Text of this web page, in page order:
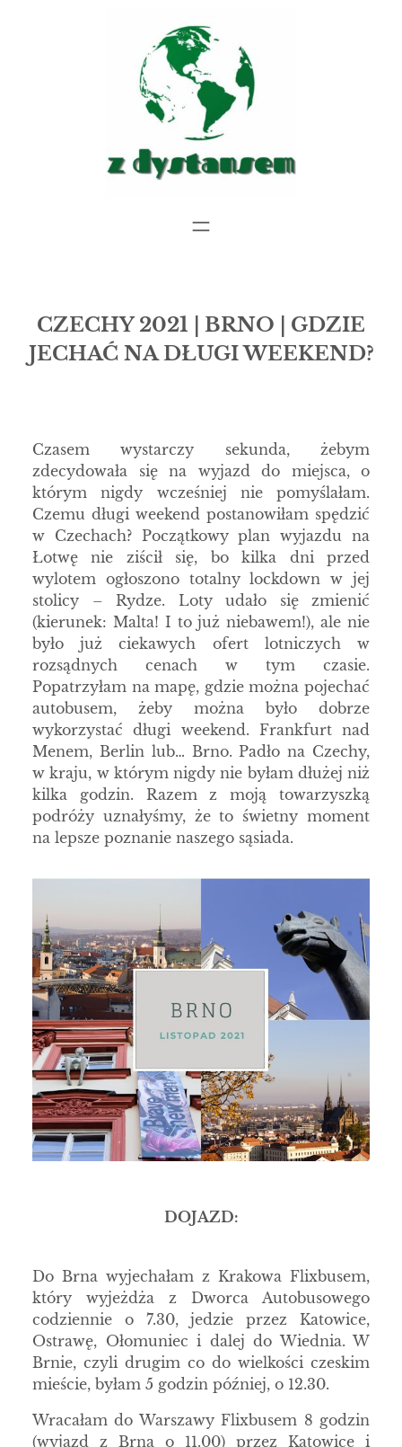
CZECHY 2021 | BRNO | GDZIE
JECHAĆ NA DŁUGI WEEKEND?
Czasem wystarczy sekunda, żebym
zdecydowała się na wyjazd do miejsca, o
którym nigdy wcześniej nie pomyślałam.
Czemu długi weekend postanowiłam spędzić
w Czechach? Początkowy plan wyjazdu na
Łotwę nie ziścił się, bo kilka dni przed
wylotem ogłoszono totalny lockdown w jej
stolicy – Rydze. Loty udało się zmienić
(kierunek: Malta! I to już niebawem!), ale nie
było już ciekawych ofert lotniczych w
rozsądnych cenach w tym czasie.
Popatrzyłam na mapę, gdzie można pojechać
autobusem, żeby można było dobrze
wykorzystać długi weekend. Frankfurt nad
Menem, Berlin lub… Brno. Padło na Czechy,
w kraju, w którym nigdy nie byłam dłużej niż
kilka godzin. Razem z moją towarzyszką
podróży uznałyśmy, że to świetny moment
na lepsze poznanie naszego sąsiada.
DOJAZD:
Do Brna wyjechałam z Krakowa Flixbusem,
który wyjeżdża z Dworca Autobusowego
codziennie o 7.30, jedzie przez Katowice,
Ostrawę, Ołomuniec i dalej do Wiednia. W
Brnie, czyli drugim co do wielkości czeskim
mieście, byłam 5 godzin później, o 12.30.
Wracałam do Warszawy Flixbusem 8 godzin
(wyjazd z Brna o 11.00) przez Katowice i